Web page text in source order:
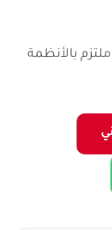
بالأنظمة